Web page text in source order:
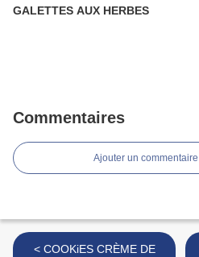
GALETTES AUX HERBES
Commentaires
Ajouter un commentaire
< COOKiES CRÈME DE